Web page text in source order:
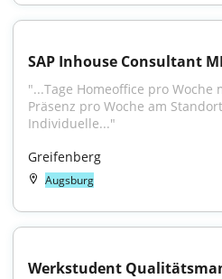
SAP Inhouse Consultant
"...Tage Homeoffice pro Woche
Präsenz pro Woche am Standort
Individuelle..."
Greifenberg
Augsburg
Werkstudent